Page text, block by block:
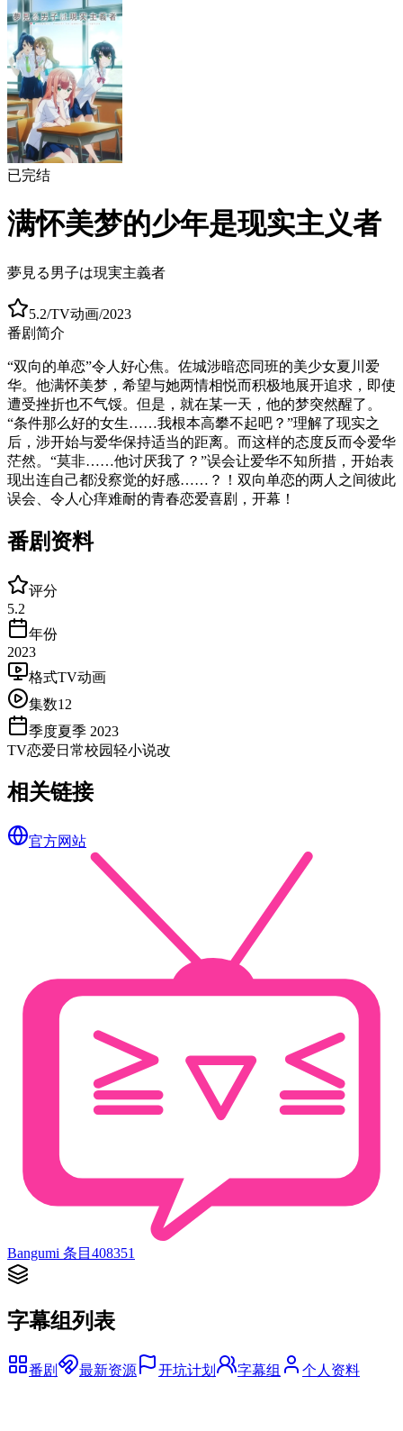
已完结
满怀美梦的少年是现实主义者
夢見る男子は現実主義者
5.2/TV动画/2023
番剧简介
“双向的单恋”令人好心焦。佐城涉暗恋同班的美少女夏川爱
华。他满怀美梦，希望与她两情相悦而积极地展开追求，即使
遭受挫折也不气馁。但是，就在某一天，他的梦突然醒了。
“条件那么好的女生……我根本高攀不起吧？”理解了现实之
后，涉开始与爱华保持适当的距离。而这样的态度反而令爱华
茫然。“莫非……他讨厌我了？”误会让爱华不知所措，开始表
现出连自己都没察觉的好感……？！双向单恋的两人之间彼此
误会、令人心痒难耐的青春恋爱喜剧，开幕！
番剧资料
评分
5.2
年份
2023
格式TV动画
集数12
季度夏季 2023
TV恋爱 日常校园轻小说改
相关链接
官方网站
Bangumi 条目 408351
字幕组列表
番剧 最新资源 开坑计划 字幕组 个人资料